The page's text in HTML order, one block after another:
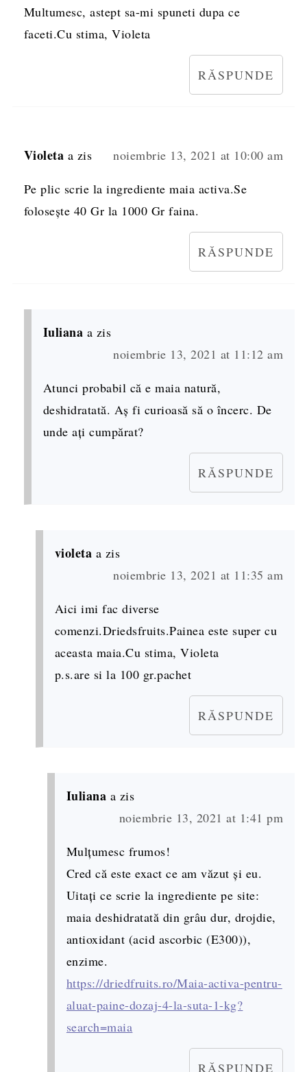
Multumesc, astept sa-mi spuneti dupa ce
faceti.Cu stima, Violeta
RĂSPUNDE
Violeta a zis noiembrie 13, 2021 at 10:00 am
Pe plic scrie la ingrediente maia activa.Se
folosește 40 Gr la 1000 Gr faina.
RĂSPUNDE
Iuliana a zis
noiembrie 13, 2021 at 11:12 am
Atunci probabil că e maia natură,
deshidratată. Aș fi curioasă să o încerc. De
unde ați cumpărat?
RĂSPUNDE
violeta a zis
noiembrie 13, 2021 at 11:35 am
Aici imi fac diverse
comenzi.Driedsfruits.Painea este super cu
aceasta maia.Cu stima, Violeta
p.s.are si la 100 gr.pachet
RĂSPUNDE
Iuliana a zis
noiembrie 13, 2021 at 1:41 pm
Mulțumesc frumos!
Cred că este exact ce am văzut și eu.
Uitați ce scrie la ingrediente pe site:
maia deshidratată din grâu dur, drojdie,
antioxidant (acid ascorbic (E300)),
enzime.
https://driedfruits.ro/Maia-activa-pentru-
aluat-paine-dozaj-4-la-suta-1-kg?
search=maia
RĂSPUNDE